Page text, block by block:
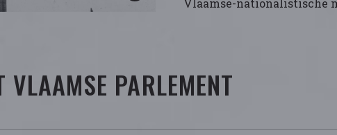
Vlaamse-nationalistische
PARLEMENT